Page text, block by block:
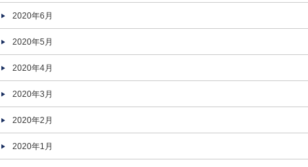
2020年6月
2020年5月
2020年4月
2020年3月
2020年2月
2020年1月